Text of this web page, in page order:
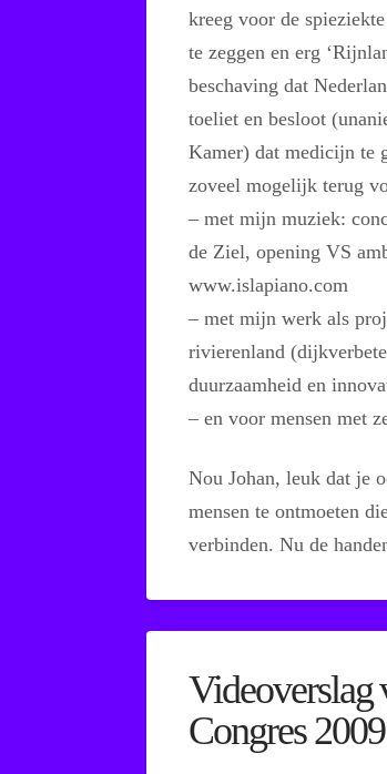
kreeg voor de
te zeggen en erg
beschaving dat
toeliet en besloot
Kamer) dat medicijn te
zoveel mogelijk terug
– met mijn muziek:
de Ziel, opening VS
www.islapiano.com
– met mijn werk als
rivierenland
duurzaamheid en
– en voor mensen met
Nou Johan, leuk dat je
mensen te ontmoeten
verbinden. Nu de
Videoverslag
Congres 2009